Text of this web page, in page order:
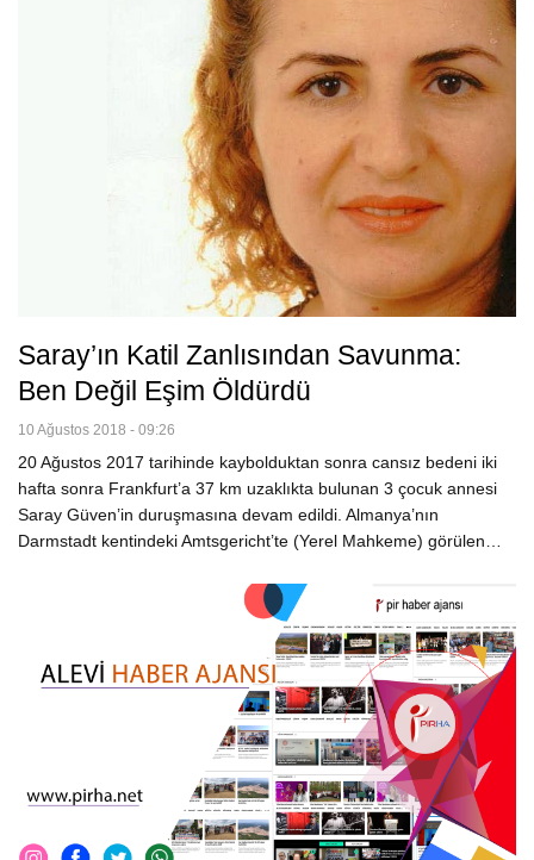
Saray’ın Katil Zanlısından Savunma:
Ben Değil Eşim Öldürdü
10 Ağustos 2018 - 09:26
20 Ağustos 2017 tarihinde kaybolduktan sonra cansız bedeni iki
hafta sonra Frankfurt’a 37 km uzaklıkta bulunan 3 çocuk annesi
Saray Güven’in duruşmasına devam edildi. Almanya’nın
Darmstadt kentindeki Amtsgericht’te (Yerel Mahkeme) görülen…